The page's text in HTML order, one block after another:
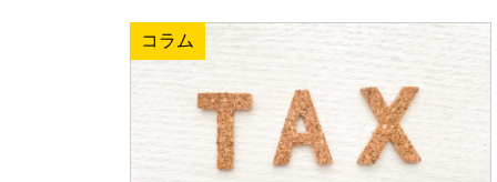
コラム